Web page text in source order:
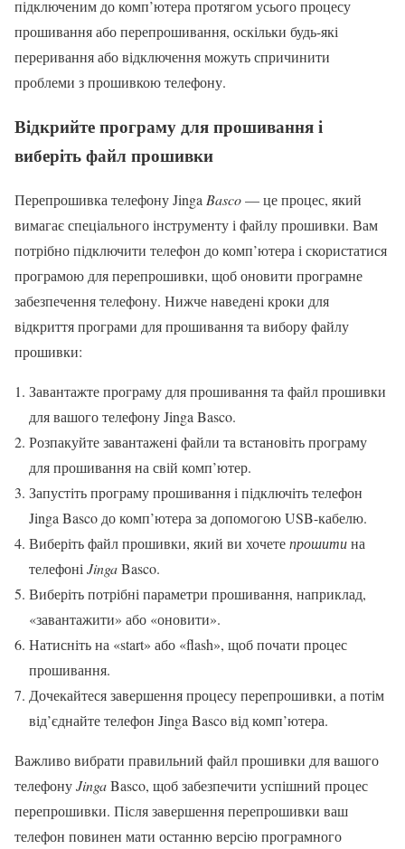
підключеним до комп’ютера протягом усього процесу
прошивання або перепрошивання, оскільки будь-які
переривання або відключення можуть спричинити
проблеми з прошивкою телефону.
Відкрийте програму для прошивання і
виберіть файл прошивки
Перепрошивка телефону Jinga Basco— це процес, який
вимагає спеціального інструменту і файлу прошивки. Вам
потрібно підключити телефон до комп’ютера і скористатися
програмою для перепрошивки, щоб оновити програмне
забезпечення телефону. Нижче наведені кроки для
відкриття програми для прошивання та вибору файлу
прошивки:
Завантажте програму для прошивання та файл прошивки
для вашого телефону Jinga Basco.
Розпакуйте завантажені файли та встановіть програму
для прошивання на свій комп’ютер.
Запустіть програму прошивання і підключіть телефон
Jinga Basco до комп’ютера за допомогою USB-кабелю.
Виберіть файл прошивки, який ви хочетепрошитина
телефоні JingaBasco.
Виберіть потрібні параметри прошивання, наприклад,
«завантажити» або «оновити».
Натисніть на «start» або «flash», щоб почати процес
прошивання.
Дочекайтеся завершення процесу перепрошивки, а потім
від’єднайте телефон Jinga Basco від комп’ютера.
Важливо вибрати правильний файл прошивки для вашого
телефонуJingaBasco, щоб забезпечити успішний процес
перепрошивки. Після завершення перепрошивки ваш
телефон повинен мати останню версію програмного